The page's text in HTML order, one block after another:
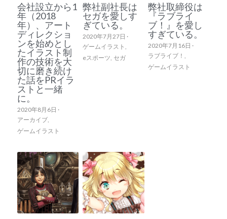
会社設立から1
年（2018
年）、アート
ディレクショ
ンを始めとし
たイラスト制
作の技術を大
切に磨き続け
た話をPRイラ
ストと一緒
に。
2020年8月6日 ·
アーカイブ,
ゲームイラスト
弊社副社長は
セガを愛しす
ぎている。
2020年7月27日 ·
ゲームイラスト,
eスポーツ, セガ
弊社取締役は
『ラブライ
ブ！』を愛し
すぎている。
2020年7月16日 ·
ラブライブ！,
ゲームイラスト